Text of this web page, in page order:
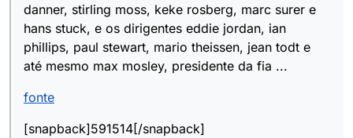
danner, stirling moss, keke rosberg, marc surer e
hans stuck, e os dirigentes eddie jordan, ian
phillips, paul stewart, mario theissen, jean todt e
até mesmo max mosley, presidente da fia ...
fonte
[snapback]591514[/snapback]